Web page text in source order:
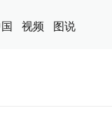
视频 图说